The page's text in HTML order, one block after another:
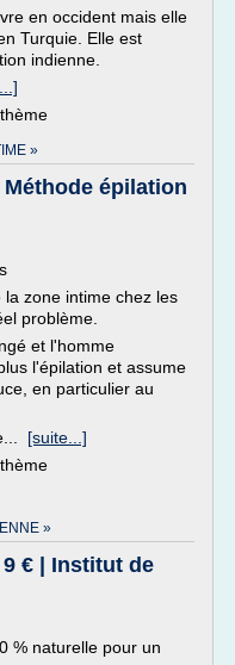
en occident mais elle
Turquie. Elle est
indienne.
»
épilation
zone intime chez les
problème.
et l'homme
l'épilation et assume
en particulier au
[suite...]
»
€ | Institut de
% naturelle pour un